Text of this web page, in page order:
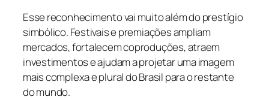
Esse reconhecimento vai muito além do prestígio
simbólico. Festivais e premiações ampliam
mercados, fortalecem coproduções, atraem
investimentos e ajudam a projetar uma imagem
mais complexa e plural do Brasil para o restante
do mundo.